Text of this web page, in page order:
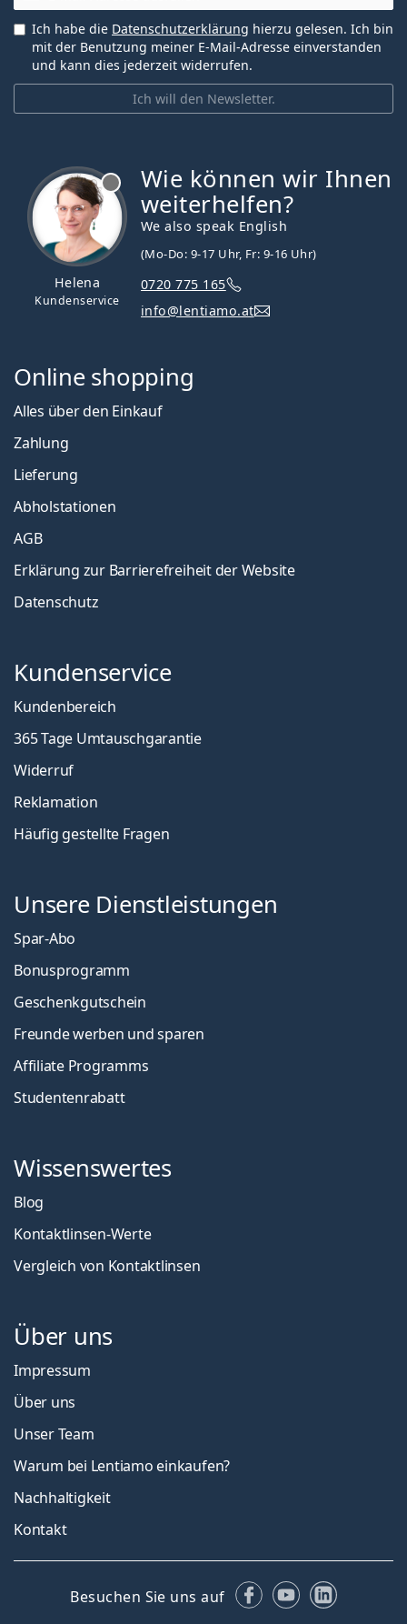
Ich will den Newsletter.
Ich habe die Datenschutzerklärung hierzu gelesen. Ich bin
mit der Benutzung meiner E-Mail-Adresse einverstanden
und kann dies jederzeit widerrufen.
Helena
Kundenservice
Wie können wir Ihnen
weiterhelfen?
We also speak English
(Mo-Do: 9-17 Uhr, Fr: 9-16 Uhr)
0720 775 165
info@lentiamo.at
Online shopping
Alles über den Einkauf
Zahlung
Lieferung
Abholstationen
AGB
Erklärung zur Barrierefreiheit der Website
Datenschutz
Kundenservice
Kundenbereich
365 Tage Umtauschgarantie
Widerruf
Reklamation
Häufig gestellte Fragen
Unsere Dienstleistungen
Spar-Abo
Bonusprogramm
Geschenkgutschein
Freunde werben und sparen
Affiliate Programms
Studentenrabatt
Wissenswertes
Blog
Kontaktlinsen-Werte
Vergleich von Kontaktlinsen
Über uns
Impressum
Über uns
Unser Team
Warum bei Lentiamo einkaufen?
Nachhaltigkeit
Kontakt
Besuchen Sie uns auf Facebook
YouTubeLinkedIn